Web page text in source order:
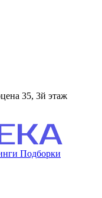
35, 3й этаж
Подборки